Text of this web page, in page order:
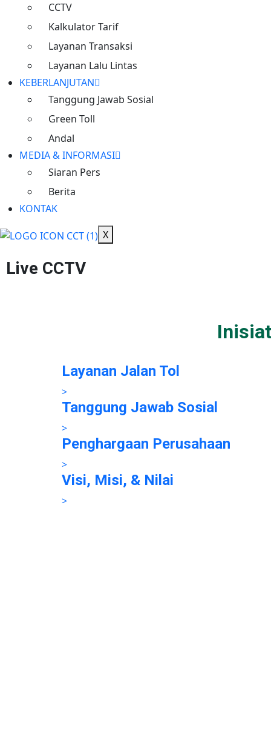
CCTV
Kalkulator Tarif
Layanan Transaksi
Layanan Lalu Lintas
KEBERLANJUTAN
Tanggung Jawab Sosial
Green Toll
Andal
MEDIA & INFORMASI
Siaran Pers
Berita
KONTAK
X
Konektivitas
Meningkatkan konektivitas
Live CCTV
Layanan Jalan Tol
>
Tanggung Jawab Sosial
>
Penghargaan Perusahaan
>
Visi, Misi, & Nilai
>